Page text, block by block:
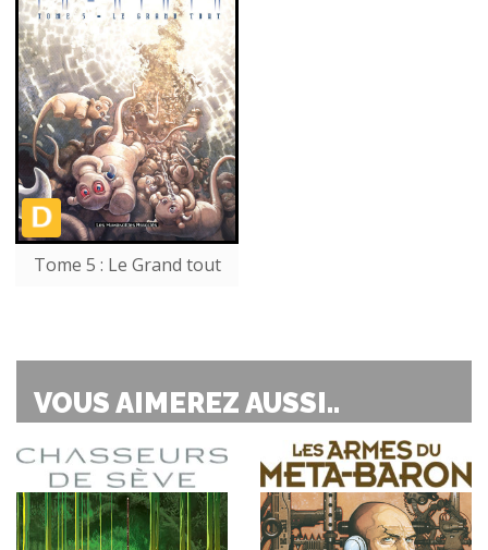
Tome 5 : Le Grand tout
VOUS AIMEREZ AUSSI..